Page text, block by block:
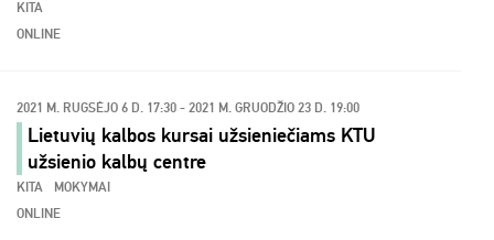
KITA
ONLINE
2021 M. RUGSĖJO 6 D. 17:30 - 2021 M. GRUODŽIO 23 D. 19:00
Lietuvių kalbos kursai užsieniečiams KTU
užsienio kalbų centre
KITA
MOKYMAI
ONLINE